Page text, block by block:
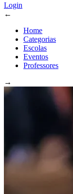
Login
←
Home
Categorias
Escolas
Eventos
Professores
→